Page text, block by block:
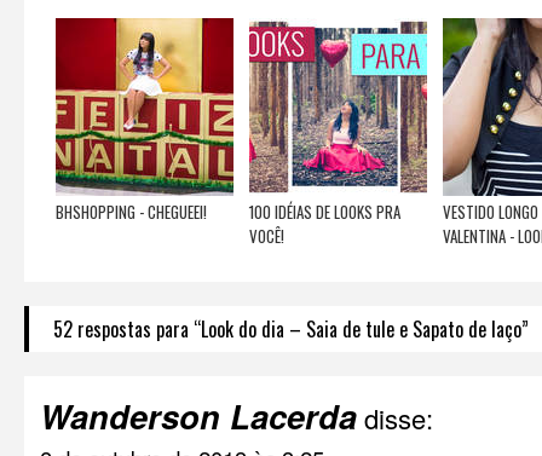
BHSHOPPING - CHEGUEEI!
100 IDÉIAS DE LOOKS PRA
VOCÊ!
VESTIDO
VALENTINA -
52 respostas para “Look do dia – Saia de tule e Sapato de laço”
Wanderson Lacerdadisse: